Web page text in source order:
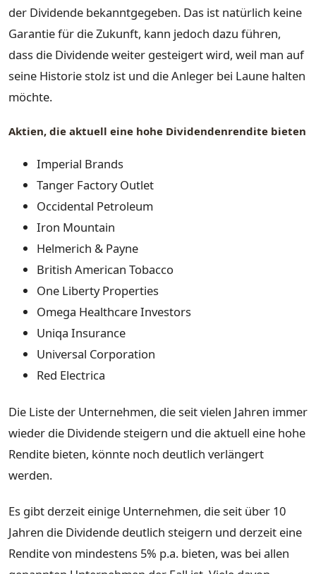
der Dividende bekanntgegeben. Das ist natürlich keine
Garantie für die Zukunft, kann jedoch dazu führen,
dass die Dividende weiter gesteigert wird, weil man auf
seine Historie stolz ist und die Anleger bei Laune halten
möchte.
Aktien, die aktuell eine hohe Dividendenrendite bieten
Imperial Brands
Tanger Factory Outlet
Occidental Petroleum
Iron Mountain
Helmerich & Payne
British American Tobacco
One Liberty Properties
Omega Healthcare Investors
Uniqa Insurance
Universal Corporation
Red Electrica
Die Liste der Unternehmen, die seit vielen Jahren immer
wieder die Dividende steigern und die aktuell eine hohe
Rendite bieten, könnte noch deutlich verlängert
werden.
Es gibt derzeit einige Unternehmen, die seit über 10
Jahren die Dividende deutlich steigern und derzeit eine
Rendite von mindestens 5% p.a. bieten, was bei allen